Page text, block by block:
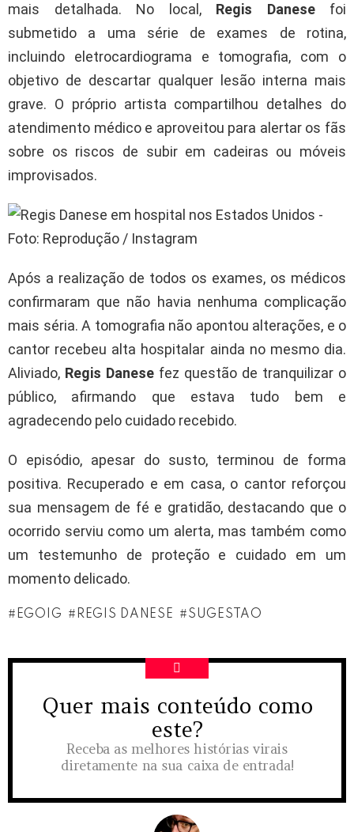
mais detalhada. No local, Regis Danesefoi
submetido a uma série de exames de rotina,
incluindo eletrocardiograma e tomografia, com o
objetivo de descartar qualquer lesão interna mais
grave. O próprio artista compartilhou detalhes do
atendimento médico e aproveitou para alertar os fãs
sobre os riscos de subir em cadeiras ou móveis
improvisados.
Após a realização de todos os exames, os médicos
confirmaram que não havia nenhuma complicação
mais séria. A tomografia não apontou alterações, e o
cantor recebeu alta hospitalar ainda no mesmo dia.
Aliviado, Regis Danese fez questão de tranquilizar o
público, afirmando que estava tudo bem e
agradecendo pelo cuidado recebido.
O episódio, apesar do susto, terminou de forma
positiva. Recuperado e em casa, o cantor reforçou
sua mensagem de fé e gratidão, destacando que o
ocorrido serviu como um alerta, mas também como
um testemunho de proteção e cuidado em um
momento delicado.
EGOIG REGIS DANESE SUGESTAO
NEWSLETTER
Quer mais conteúdo como
este?
Receba as melhores histórias virais
diretamente na sua caixa de entrada!